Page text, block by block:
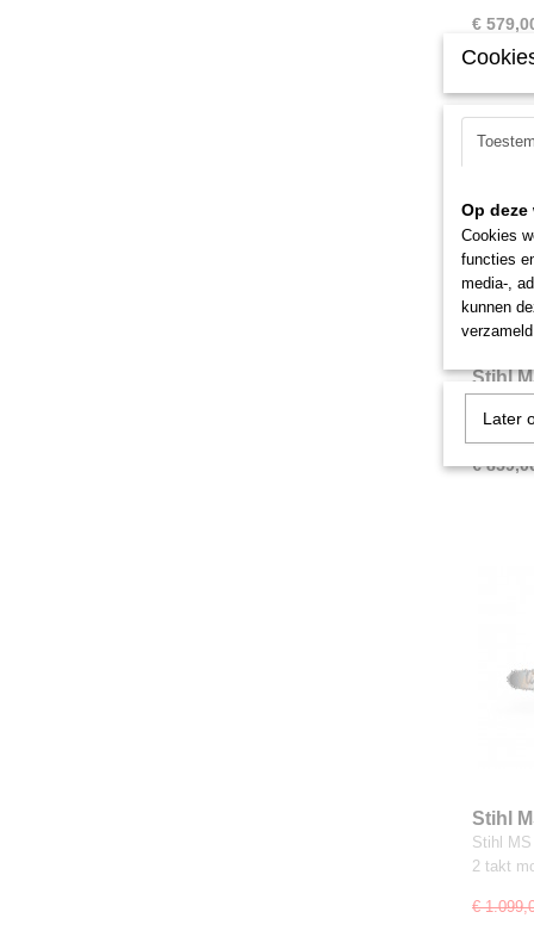
€
Stihl
takt
€
Stihl
Stihl
2 takt
€
Op
Cookies
functies
media-,
kunnen
Later